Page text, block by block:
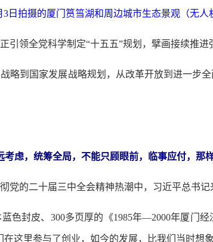
3日拍摄的厦门筼筜湖和周边城市生态景观（无
领全党科学制定“十五五”规划，擘画接续推进
到国家发展战略规划，从改革开放到进一步
虑，统筹全局，不能只顾眼前，临事应付，那
的二十届三中全会精神热潮中，习近平总书记
封皮、300多页厚的《1985年—2000年厦门经
这里参与了创业，如今的发展，比我们当时想